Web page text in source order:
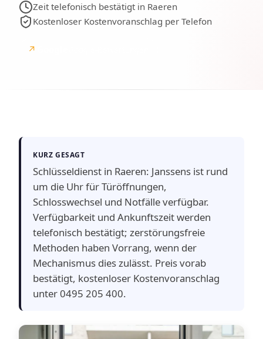
Zeit telefonisch bestätigt in Raeren
Kostenloser Kostenvoranschlag per Telefon
↗
KURZ GESAGT
Schlüsseldienst in Raeren: Janssens ist rund
um die Uhr für Türöffnungen,
Schlosswechsel und Notfälle verfügbar.
Verfügbarkeit und Ankunftszeit werden
telefonisch bestätigt; zerstörungsfreie
Methoden haben Vorrang, wenn der
Mechanismus dies zulässt. Preis vorab
bestätigt, kostenloser Kostenvoranschlag
unter 0495 205 400.